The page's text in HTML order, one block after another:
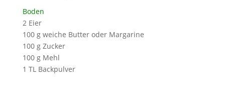
Boden
2 Eier
100 g weiche Butter oder Margarine
100 g Zucker
100 g Mehl
1 TL Backpulver